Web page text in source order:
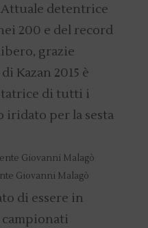
detentrice
200 e del record
grazie
Kazan 2015 è
di tutti i
iridato per la sesta
Giovanni Malagò
di essere in
campionati